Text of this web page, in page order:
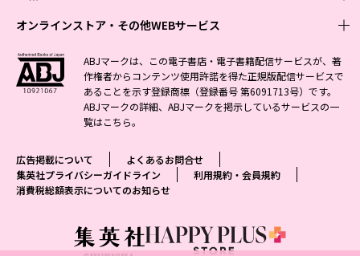
Vジャンプ
最強ジャンプ
少年ジャンプ+
ジャンプTOON
ジャンプルーキー！
S-MANGA
集英社コミック文庫
ZEBRACK
S-MANGA
集英社ジャンプリミックス
週刊ヤングジャンプ
ヤングジャンプ定期購読デジタル
となりのヤングジャンプ
少女マンガ
ZEBRACK
S-MANGA
集英社コミック文庫
マーガレット
別冊マーガレット
リマコミ
女性マンガ
ジャンプTOON
集英社コミック文庫
マンガMee公式サイト
リマコミ
BAILA
MAQUIA
eclat
T JAPAN
MEN'S NON-NO
芸能・情報・スポーツ
週プレNEWS
週プレ グラジャパ!
文芸・文庫・総合
小説すばる
集英社 文芸ステーション
web 集英社文庫
アジア人物史
学芸・ノンフィクション・新書
1日5分で、明日は変わる よみタイ yomitai
集英社学芸部 - 学芸・ノンフィクション
集英社ビジネス書
集英社新書プラス - 知の水先案内人
kotoba
情報・知識＆オピニオン imidas
ライトノベル・ノベライズ
集英社オレンジ文庫
ダッシュエックス文庫公式サイト
集英社Webマガジン コバルト
集英社の児童図書 S-KIDS.LAND
オンラインストア・その他WEBサービス
オンラインストア
OTO
SHUEISHA MANGA-ART HERITAGE
ジャンプキャラクターズストア
HAPPY PLUS STORE
SHUEISHA VOX
LEEマルシェ
eclat premium
その他WEBサービス
集英社アドナビ
ABJマークは、この電子書店・電子書籍配信サービスが、著
作権者からコンテンツ使用許諾を得た正規版配信サービスで
あることを示す登録商標（登録番号 第6091713号）です。
ABJマークの詳細、ABJマークを掲示しているサービスの一
覧はこちら。
広告掲載について
よくあるお問合せ
集英社プライバシーガイドライン
利用規約・会員規約
消費税総額表示についてのお知らせ